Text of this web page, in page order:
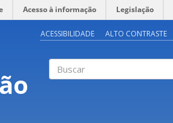
Acesso à informação Legislação
ACESSIBILIDADE ALTO CONTRASTE